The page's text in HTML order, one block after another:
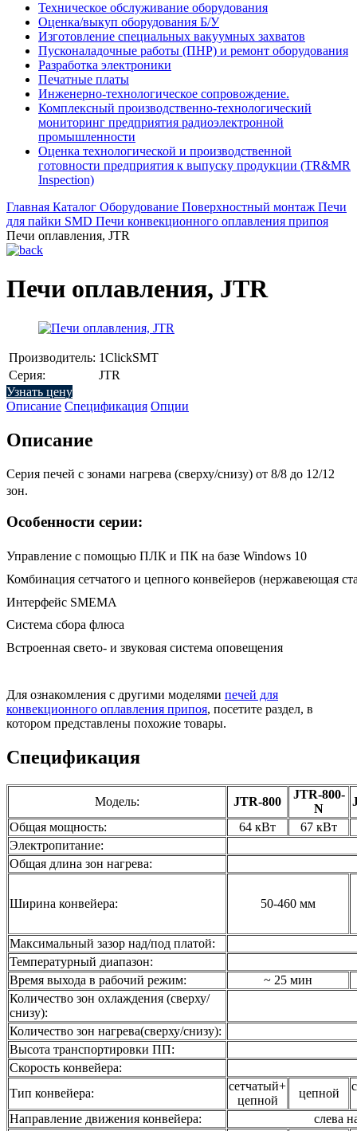
Техническое обслуживание оборудования
Оценка/выкуп оборудования Б/У
Изготовление специальных вакуумных захватов
Пусконаладочные работы (ПНР) и ремонт оборудования
Разработка электроники
Печатные платы
Инженерно-технологическое сопровождение.
Комплексный производственно-технологический
мониторинг предприятия радиоэлектронной
промышленности
Оценка технологической и производственной
готовности предприятия к выпуску продукции (TR&MR
Inspection)
Главная Каталог Оборудование Поверхностный монтаж Печи
для пайки SMD Печи конвекционного оплавления припоя
Печи оплавления, JTR
Печи оплавления, JTR
Производитель: 1ClickSMT
Серия:
JTR
Узнать цену
Описание Спецификация Опции
Описание
Серия печей с зонами нагрева (сверху/снизу) от 8/8 до 12/12
зон.
Особенности серии:
Управление с помощью ПЛК и ПК на базе Windows 10
Комбинация сетчатого и цепного конвейеров (нержавеющая
Интерфейс SMEMA
Система сбора флюса
Встроенная свето- и звуковая система оповещения
Для ознакомления с другими моделями печей для
конвекционного оплавления припоя, посетите раздел, в
котором представлены похожие товары.
Спецификация
Модель: JTR-800
JTR-800-
N
Общая мощность:
64 кВт
67 кВт
Электропитание:
Общая длина зон нагрева:
Ширина конвейера: 50-460 мм
Максимальный зазор над/под платой:
Температурный диапазон:
Время выхода в рабочий режим:
~ 25 мин
Количество зон охлаждения (сверху/
снизу):
Количество зон нагрева(сверху/снизу):
Высота транспортировки ПП:
Скорость конвейера:
Тип конвейера:
сетчатый+
цепной
цепной
Направление движения конвейера:
слева